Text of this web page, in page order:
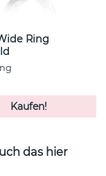
Ring
Kaufen!
das hier